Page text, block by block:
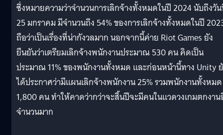
ซึ่งหมายความว่าจำนวนการเลิกจ้างทั้งหมดในปี 2024 นับถึงวั
25 มกราคม มีจำนวนถึง 54% ของการเลิกจ้างทั้งหมดในปี
ถือว่าเป็นเรื่องที่น่ากังวลมาก นอกจากนี้ค่าย Riot Games ยัง
ยืนยันว่าเตรียมเลิกจ้างพนักงานประมาณ 530 คน คิดเป็น
ประมาณ 11% ของพนักงานทั้งหมด และก่อนหน้านี้ทาง Unity
ได้ประกาศว่ามีแผนเลิกจ้างพนักงาน 25% รวมพนักงานทั้งหมด
1,800 คน ทำให้คาดว่ากว่าจะสิ้นปีจะมีคนในแวดวงเกมตกงา
จำนวนมาก